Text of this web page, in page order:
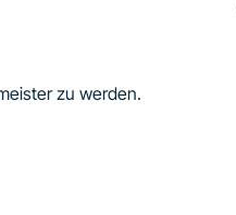
zu werden.